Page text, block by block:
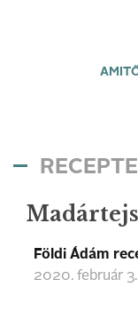
Földi Ádám
2020. február 3.